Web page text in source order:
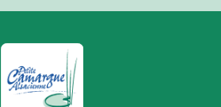
La Petite Camargue